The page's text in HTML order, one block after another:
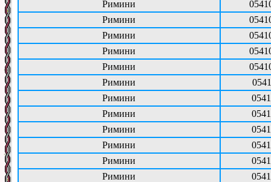
Римини
Римини
Римини
Римини
Римини
Римини
Римини
Римини
Римини
Римини
Римини
Римини